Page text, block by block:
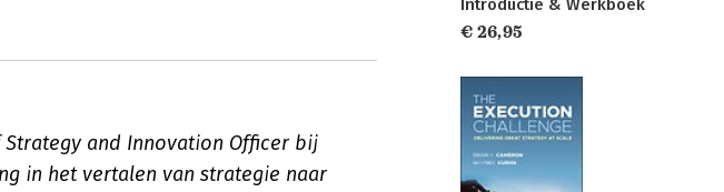
and Innovation Officer bij
in het vertalen van strategie naar
€ 26,95